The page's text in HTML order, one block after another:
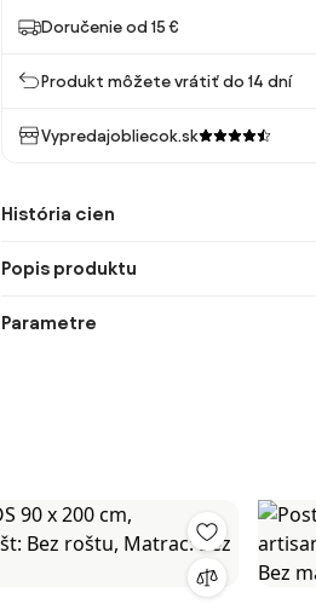
Doručenie od 15 €
Produkt môžete vrátiť do 14 dní
Vypredajobliecok.sk
História cien
Popis produktu
Parametre